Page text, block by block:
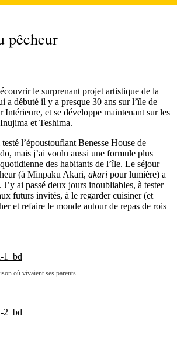
pêcheur
le surprenant projet artistique de la
a débuté il y a presque 30 ans sur l’île de
Intérieure, et se développe maintenant sur les
et Teshima.
l’époustouflant Benesse House de
mais j’ai voulu aussi une formule plus
des habitants de l’île. Le séjour
(à Minpaku Akari, akari pour lumière) a
J’y ai passé deux jours inoubliables, à tester
futurs invités, à le regarder cuisiner (et
et refaire le monde autour de repas de rois
où vivaient ses parents.